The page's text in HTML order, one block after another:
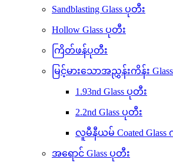
Sandblasting Glass ပုတီး
Hollow Glass ပုတီး
ကြိတ်ဖန်ပုတီး
မြင့်မားသောအညွှန်းကိန်း
1.93nd Glass ပုတီး
2.2nd Glass ပုတီး
လူမီနီယမ် Coated
အရောင် Glass ပုတီး